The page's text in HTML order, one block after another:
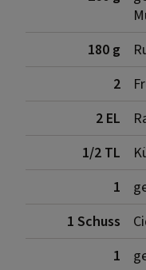
180 g
2
2 EL
1/2 TL
1
1 Schuss
1